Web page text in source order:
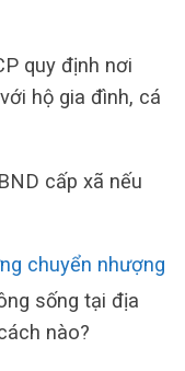
quy định nơi
hộ gia đình, cá
cấp xã nếu
chuyển nhượng
sống tại địa
nào?